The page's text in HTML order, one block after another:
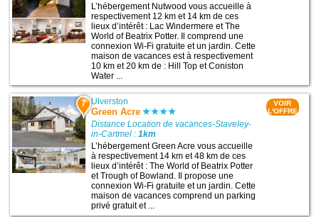
L’hébergement Nutwood vous accueille à
respectivement 12 km et 14 km de ces
lieux d’intérêt : Lac Windermere et The
World of Beatrix Potter. Il comprend une
connexion Wi-Fi gratuite et un jardin. Cette
maison de vacances est à respectivement
10 km et 20 km de : Hill Top et Coniston
Water ...
7 Ulverston
Green Acre
Distance Location de vacances-Staveley-
in-Cartmel :1km
L’hébergement Green Acre vous accueille
à respectivement 14 km et 48 km de ces
lieux d’intérêt : The World of Beatrix Potter
et Trough of Bowland. Il propose une
connexion Wi-Fi gratuite et un jardin. Cette
maison de vacances comprend un parking
privé gratuit et ...
VOIR
L'OFFRE